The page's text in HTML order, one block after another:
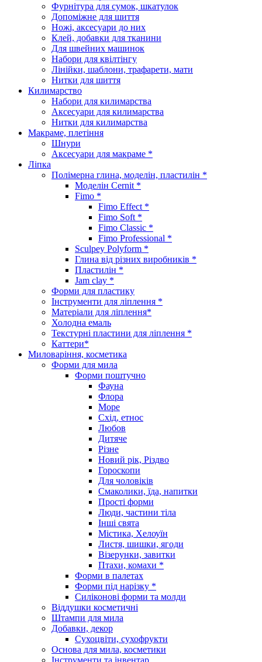
Фурнітура для сумок, шкатулок
Допоміжне для шиття
Ножі, аксесуари до них
Клей, добавки для тканини
Для швейних машинок
Набори для квілтінгу
Лінійки, шаблони, трафарети, мати
Нитки для шиття
Килимарство
Набори для килимарства
Аксесуари для килимарства
Нитки для килимарства
Макраме, плетіння
Шнури
Аксесуари для макраме *
Ліпка
Полімерна глина, моделін, пластилін *
Моделін Cernit *
Fimo *
Fimo Effect *
Fimo Soft *
Fimo Classic *
Fimo Professional *
Sculpey Polyform *
Глина від різних виробників *
Пластилін *
Jam clay *
Форми для пластику
Інструменти для ліплення *
Матеріали для ліплення*
Холодна емаль
Текстурні пластини для ліплення *
Каттери*
Миловаріння, косметика
Форми для мила
Форми поштучно
Фауна
Флора
Море
Схід, етнос
Любов
Дитяче
Різне
Новий рік, Різдво
Гороскопи
Для чоловіків
Смаколики, їда, напитки
Прості форми
Люди, частини тіла
Інші свята
Містика, Хелоуїн
Листя, шишки, ягоди
Візерунки, завитки
Птахи, комахи *
Форми в палетах
Форми під нарізку *
Силіконові форми та молди
Віддушки косметичні
Штампи для мила
Добавки, декор
Сухоцвіти, сухофрукти
Основа для мила, косметики
Інструменти та інвентар